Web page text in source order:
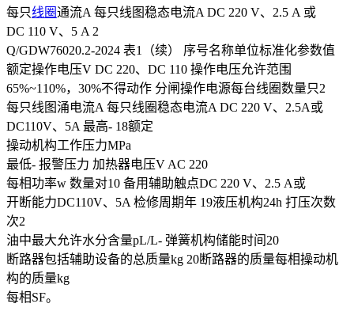
每只线圈通流A 每只线图稳态电流A DC 220 V、2.5 A 或
DC 110 V、5 A 2
Q/GDW76020.2-2024 表1（续） 序号名称单位标准化参数值
额定操作电压V DC 220、DC 110 操作电压允许范围
65%~110%，30%不得动作 分闸操作电源每台线圈数量只2
每只线图涌电流A 每只线圈稳态电流A DC 220 V、2.5A或
DC110V、5A 最高- 18额定
操动机构工作压力MPa
最低- 报警压力 加热器电压V AC 220
每相功率w 数量对10 备用辅助触点DC 220 V、2.5 A或
开断能力DC110V、5A 检修周期年 19液压机构24h 打压次数
次2
油中最大允许水分含量pL/L- 弹簧机构储能时间20
断路器包括辅助设备的总质量kg 20断路器的质量每相操动机
构的质量kg
每相SF。